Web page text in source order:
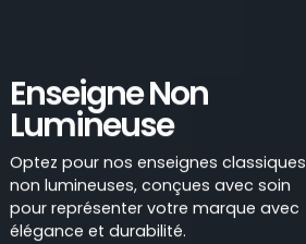
Enseigne Non
Lumineuse
Optez pour nos enseignes classiques
non lumineuses, conçues avec soin
pour représenter votre marque avec
élégance et durabilité.